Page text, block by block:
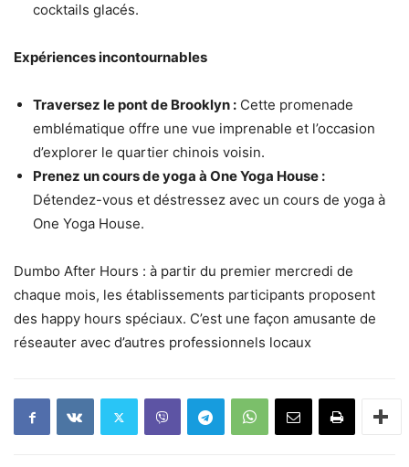
cocktails glacés.
Expériences incontournables
Traversez le pont de Brooklyn : Cette promenade
emblématique offre une vue imprenable et l’occasion
d’explorer le quartier chinois voisin.
Prenez un cours de yoga à One Yoga House :
Détendez-vous et déstressez avec un cours de yoga à
One Yoga House.
Dumbo After Hours : à partir du premier mercredi de
chaque mois, les établissements participants proposent
des happy hours spéciaux. C’est une façon amusante de
réseauter avec d’autres professionnels locaux